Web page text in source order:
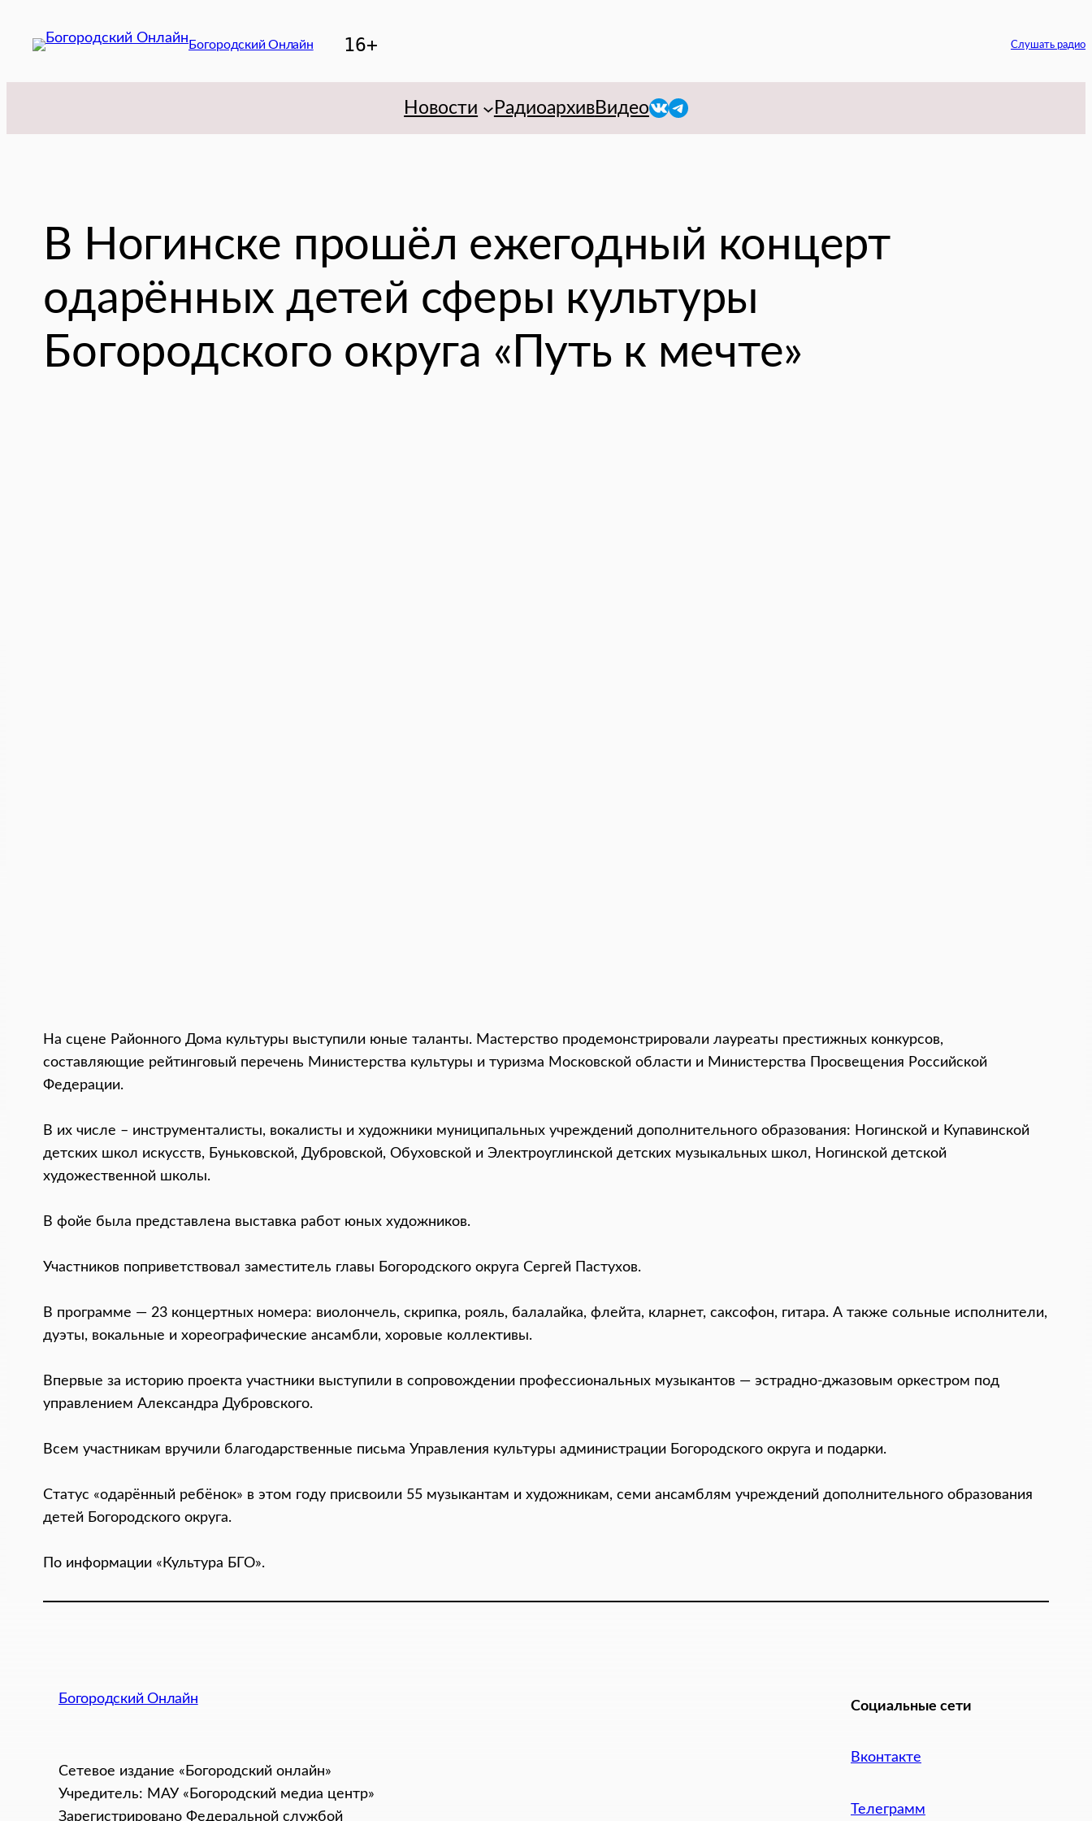
Богородский Онлайн 16+ Слушать радио
Новости РадиоархивВидеоVKTelegram
В Ногинске прошёл ежегодный концерт
одарённых детей сферы культуры
Богородского округа «Путь к мечте»
На сцене Районного Дома культуры выступили юные таланты. Мастерство продемонстрировали лауреаты престижных конкурсов,
составляющие рейтинговый перечень Министерства культуры и туризма Московской области и Министерства Просвещения Российской
Федерации.
В их числе – инструменталисты, вокалисты и художники муниципальных учреждений дополнительного образования: Ногинской и Купавинской
детских школ искусств, Буньковской, Дубровской, Обуховской и Электроуглинской детских музыкальных школ, Ногинской детской
художественной школы.
В фойе была представлена выставка работ юных художников.
Участников поприветствовал заместитель главы Богородского округа Сергей Пастухов.
В программе — 23 концертных номера: виолончель, скрипка, рояль, балалайка, флейта, кларнет, саксофон, гитара. А также сольные исполнители,
дуэты, вокальные и хореографические ансамбли, хоровые коллективы.
Впервые за историю проекта участники выступили в сопровождении профессиональных музыкантов — эстрадно-джазовым оркестром под
управлением Александра Дубровского.
Всем участникам вручили благодарственные письма Управления культуры администрации Богородского округа и подарки.
Статус «одарённый ребёнок» в этом году присвоили 55 музыкантам и художникам, семи ансамблям учреждений дополнительного образования
детей Богородского округа.
По информации «Культура БГО».
Богородский Онлайн
Сетевое издание «Богородский онлайн»
Учредитель: МАУ «Богородский медиа центр»
Зарегистрировано Федеральной службой
Социальные сети
Вконтакте
Телеграмм